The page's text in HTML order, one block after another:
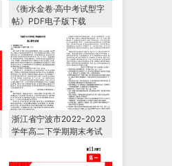
《衡水金卷·高中考试型字
帖》PDF电子版下载
浙江省宁波市2022-2023
学年高二下学期期末考试